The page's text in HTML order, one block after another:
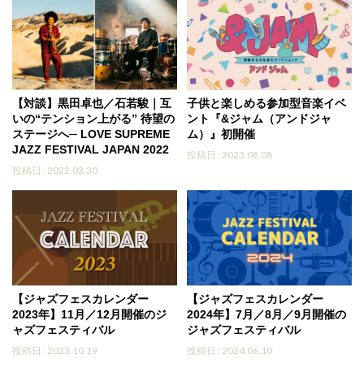
【対談】黒田卓也／石若駿｜互
いの“テンション上がる” 待望の
ステージへ─ LOVE SUPREME
JAZZ FESTIVAL JAPAN 2022
投稿日 : 2022.03.30
子供と楽しめる参加型音楽イベ
ント『&ジャム（アンドジャ
ム）』初開催
投稿日 : 2023.08.08
【ジャズフェスカレンダー
2023年】11月／12月開催のジ
ャズフェスティバル
投稿日 : 2023.10.19
【ジャズフェスカレンダー
2024年】7月／8月／9月開催の
ジャズフェスティバル
投稿日 : 2024.06.10